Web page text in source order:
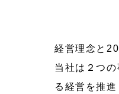
経営理念と
当社は２つ
る経営を推進